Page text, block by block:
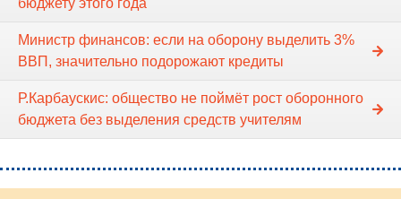
бюджету этого года
Министр финансов: если на оборону выделить 3%
ВВП, значительно подорожают кредиты
Р.Карбаускис: общество не поймёт рост оборонного
бюджета без выделения средств учителям